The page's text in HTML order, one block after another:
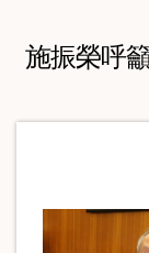
施振榮呼